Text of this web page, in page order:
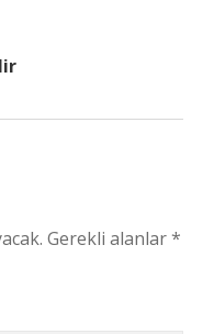
Gerekli alanlar*